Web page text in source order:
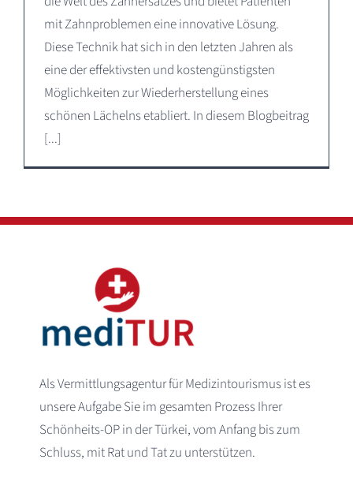
mit Zahnproblemen eine innovative Lösung.
Diese Technik hat sich in den letzten Jahren als
eine der effektivsten und kostengünstigsten
Möglichkeiten zur Wiederherstellung eines
schönen Lächelns etabliert. In diesem Blogbeitrag
[...]
Als Vermittlungsagentur für Medizintourismus ist es
unsere Aufgabe Sie im gesamten Prozess Ihrer
Schönheits-OP in der Türkei, vom Anfang bis zum
Schluss, mit Rat und Tat zu unterstützen.